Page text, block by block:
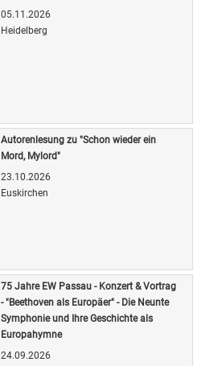
05.11.2026
Heidelberg
Autorenlesung zu "Schon wieder ein
Mord, Mylord"
23.10.2026
Euskirchen
75 Jahre EW Passau - Konzert & Vortrag
- "Beethoven als Europäer" - Die Neunte
Symphonie und Ihre Geschichte als
Europahymne
24.09.2026